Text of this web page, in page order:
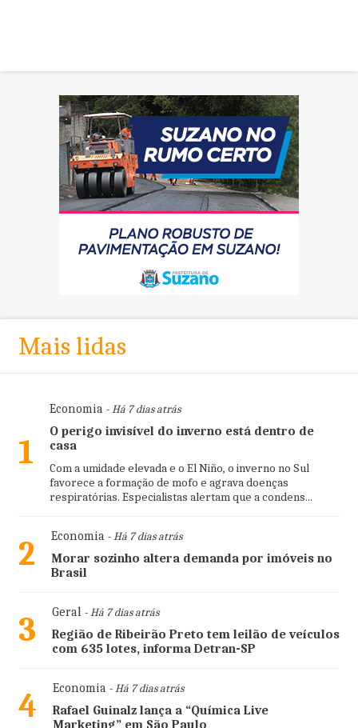
Mais lidas
1
Economia- Há 7 dias atrás
O perigo invisível do inverno está dentro de
casa
Com a umidade elevada e o El Niño, o inverno no Sul
favorece a formação de mofo e agrava doenças
respiratórias. Especialistas alertam que a condens...
2 Economia- Há 7 dias atrás
Morar sozinho altera demanda por imóveis no
Brasil
3 Geral- Há 7 dias atrás
Região de Ribeirão Preto tem leilão de veículos
com 635 lotes, informa Detran-SP
4 Economia- Há 7 dias atrás
Rafael Guinalz lança a “Química Live
Marketing” em São Paulo